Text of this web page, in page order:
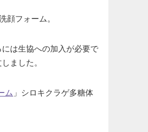
顔フォーム。
は生協への加入が必要で
ました。
ム 」シロキクラゲ多糖体